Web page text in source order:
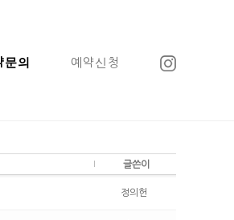
문의 예약신청
글쓴이
정의헌